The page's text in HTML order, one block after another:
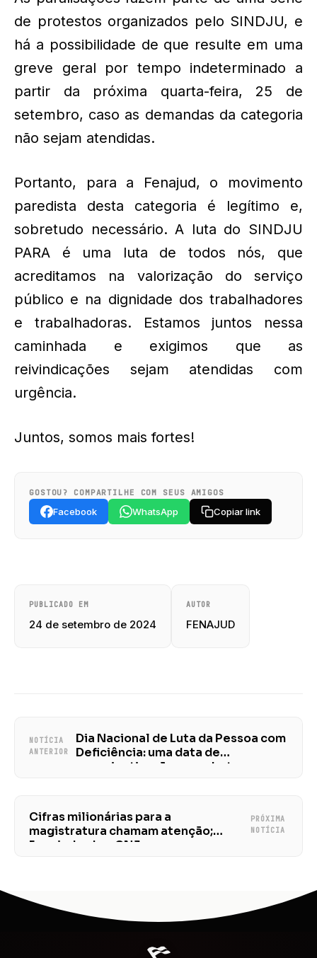
de protestos organizados pelo SINDJU, e
há a possibilidade de que resulte em uma
greve geral por tempo indeterminado a
partir da próxima quarta-feira, 25 de
setembro, caso as demandas da categoria
não sejam atendidas.
Portanto, para a Fenajud, o movimento
paredista desta categoria é legítimo e,
sobretudo necessário. A luta do SINDJU
PARA é uma luta de todos nós, que
acreditamos na valorização do serviço
público e na dignidade dos trabalhadores
e trabalhadoras. Estamos juntos nessa
caminhada e exigimos que as
reivindicações sejam atendidas com
urgência.
Juntos, somos mais fortes!
GOSTOU? COMPARTILHE COM SEUS AMIGOS
Facebook WhatsApp Copiar link
PUBLICADO EM
24 de setembro de 2024
AUTOR
FENAJUD
NOTÍCIA
ANTERIOR
Dia Nacional de Luta da Pessoa com
Deficiência: uma data de
conscientização e combate ao
Cifras milionárias para a
magistratura chamam atenção;
Fenajud cobra CNJ
PRÓXIMA
NOTÍCIA